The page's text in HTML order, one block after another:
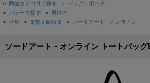
> 商品カテゴリで探す > バッグ・ポーチ
> バナーで探す > 男性向
> 特集 > 電撃文庫特集 > ソードアート・オンライン
ソードアート・オンライン トートバッグ